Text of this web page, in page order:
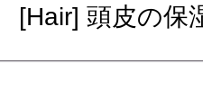
[Hair] 頭皮の保